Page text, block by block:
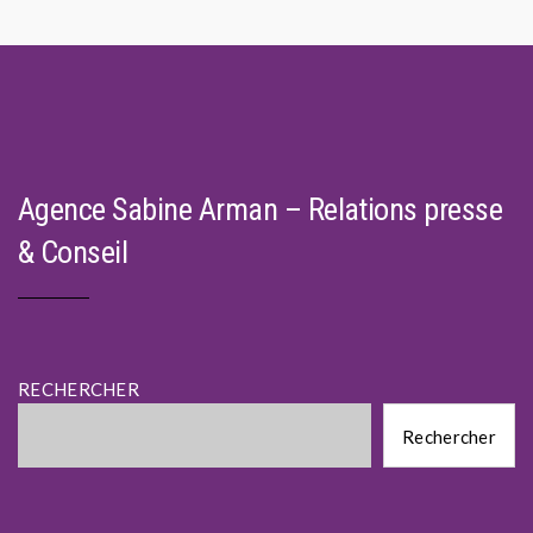
Agence Sabine Arman – Relations presse
& Conseil
RECHERCHER
Rechercher